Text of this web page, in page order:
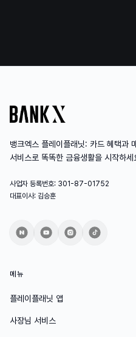
뱅크엑스 플레이플래닛: 카드 혜택과
서비스로 똑똑한 금융생활을 시작하세
사업자 등록번호: 301-87-01752
대표이사: 김승훈
메뉴
플레이플래닛 앱
사장님 서비스